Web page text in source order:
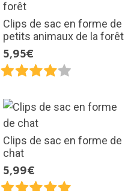
Clips de sac en forme de
petits animaux de la forêt
5,95€
Clips de sac en forme de
chat
5,99€